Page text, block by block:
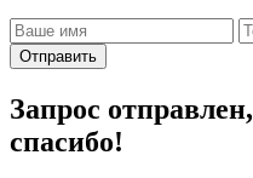
Отправить
Запрос отправлен,
спасибо!